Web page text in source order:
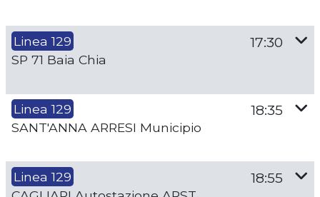
Linea 129
SP 71 Baia Chia
17:30
Linea 129
SANT'ANNA ARRESI Municipio
18:35
Linea 129
18:55